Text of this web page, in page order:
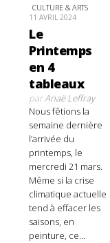
CULTURE & ARTS
11 AVRIL 2024
Le
Printemps
en 4
tableaux
parAnaë Leffray
Nous fêtions la
semaine dernière
l’arrivée du
printemps, le
mercredi 21 mars.
Même si la crise
climatique actuelle
tend à effacer les
saisons, en
peinture, ce...